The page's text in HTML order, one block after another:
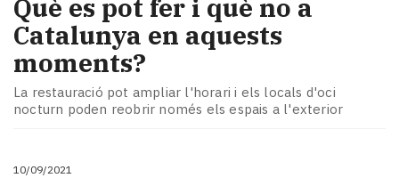
Què es pot fer i què no a
Catalunya en aquests
moments?
La restauració pot ampliar l'horari i els locals d'oci
nocturn poden reobrir només els espais a l'exterior
10/09/2021